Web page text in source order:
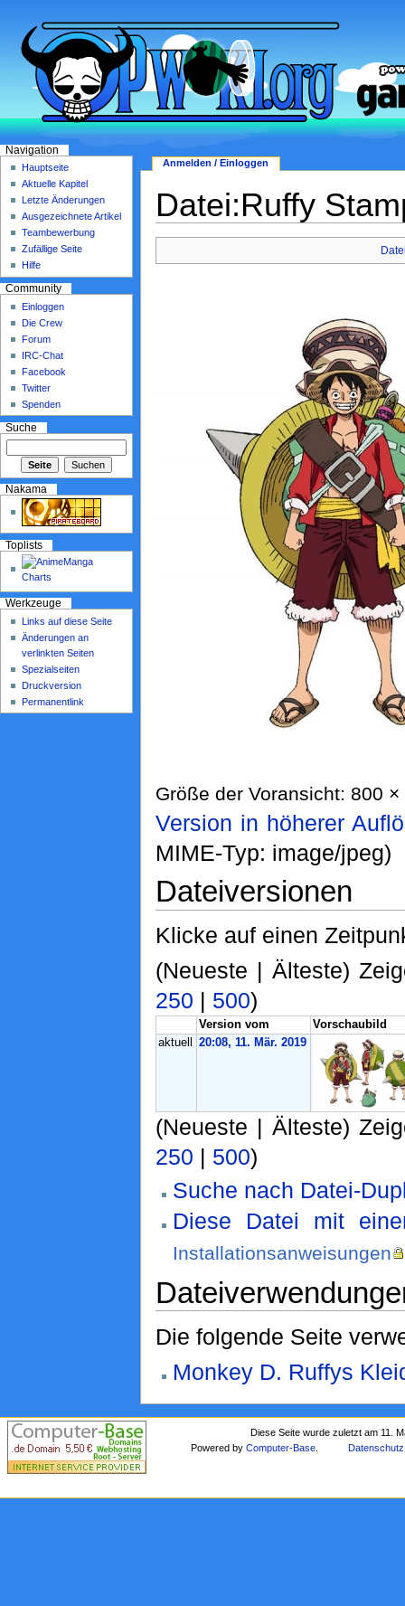
Datei:Ruffy
Größe der Voransicht: 800
Version in höherer
MIME-Typ: image/jpeg)
Dateiversionen
Klicke auf einen
(Neueste | Älteste)
250 | 500)
Version vom
Vorschaubild
aktuell
20:08, 11. Mär. 2019
(Neueste | Älteste)
250 | 500)
Suche nach Datei-
Diese Datei mit
Installationsanweisungen
Die folgende Seite
Monkey D. Ruffys
Anmelden / Einloggen
Navigation
Hauptseite
Aktuelle Kapitel
Letzte Änderungen
Ausgezeichnete Artikel
Teambewerbung
Zufällige Seite
Hilfe
Community
Einloggen
Die Crew
Forum
IRC-Chat
Facebook
Twitter
Spenden
Suche
Nakama
Toplists
Werkzeuge
Links auf diese Seite
Änderungen an
verlinkten Seiten
Spezialseiten
Druckversion
Permanentlink
Diese Seite wurde zuletzt am 11.
Powered byComputer-Base Datenschutz